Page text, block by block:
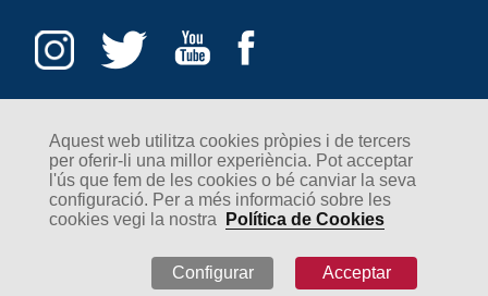
Aquest web utilitza cookies pròpies i de tercers
per oferir-li una millor experiència. Pot acceptar
l'ús que fem de les cookies o bé canviar la seva
configuració. Per a més informació sobre les
cookies vegi la nostra
Política de Cookies
Acceptar
Configurar
Política de privadesa ·
Avís Legal ·